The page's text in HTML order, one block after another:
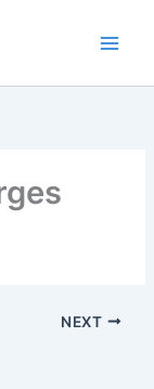
NEXT